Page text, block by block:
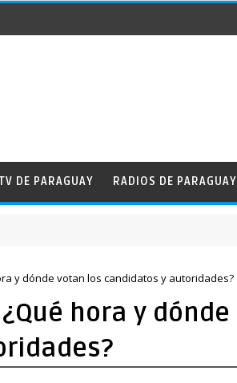
DE PARAGUAY RADIOS DE PARAGUAY
y dónde votan los candidatos y autoridades?
hora y dónde